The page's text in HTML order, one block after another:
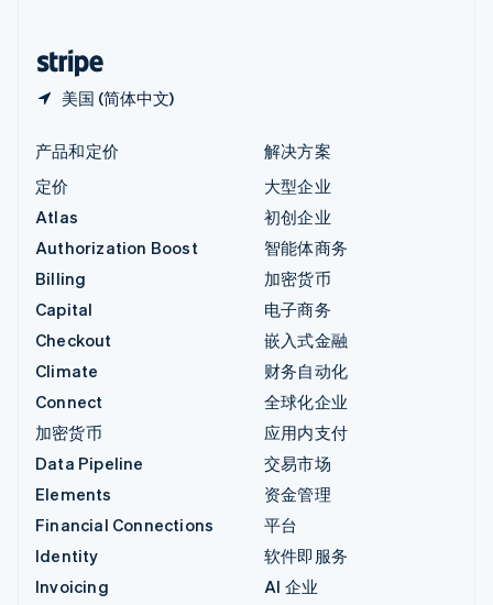
美国 (简体中文)
产品和定价
定价
Atlas
Authorization Boost
Billing
Capital
Checkout
Climate
Connect
加密货币
Data Pipeline
Elements
Financial Connections
Identity
Invoicing
解决方案
大型企业
初创企业
智能体商务
加密货币
电子商务
嵌入式金融
财务自动化
全球化企业
应用内支付
交易市场
资金管理
平台
软件即服务
AI 企业